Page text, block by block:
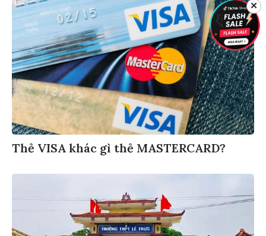
Thẻ VISA khác gì thẻ MASTERCARD?
✕